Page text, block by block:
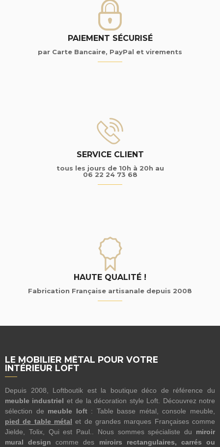
PAIEMENT SÉCURISÉ
par Carte Bancaire, PayPal et virements
SERVICE CLIENT
tous les jours de 10h à 20h au
06 22 24 73 68
HAUTE QUALITÉ !
Fabrication Française artisanale depuis 2008
LE MOBILIER MÉTAL POUR VOTRE
INTÉRIEUR LOFT
Depuis 2008, Loftboutik est la boutique déco de référence du
meuble industriel et de la décoration style Loft. Découvrez notre
sélection de meuble loft: Table basse métal, console meuble,
pied de table métal et de grandes marques Françaises comme
Jielde, Tolix, Qui est Paul.. Nous sommes spécialiste du miroir
mural design comme des miroirs rectangulaires, carrés ou